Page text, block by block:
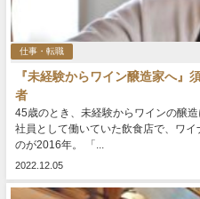
仕事・転職
『未経験からワイン醸造家へ
者
45歳のとき、未経験からワインの醸
社員として働いていた飲食店で、ワ
のが2016年。 「...
2022.12.05